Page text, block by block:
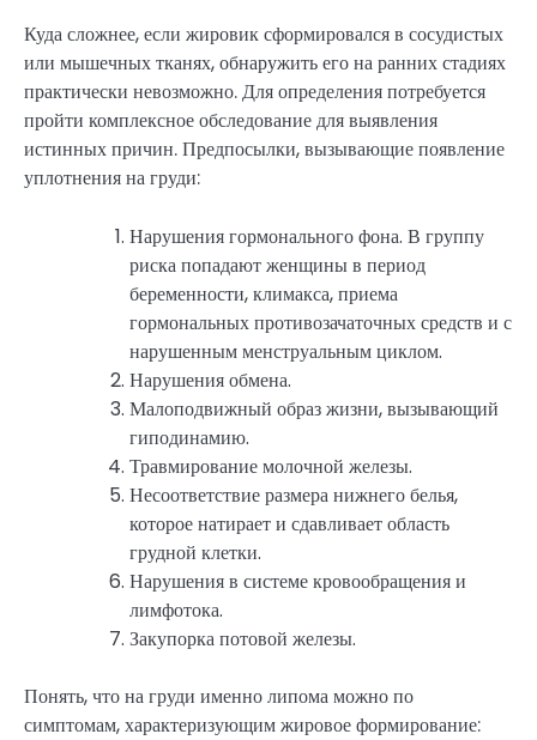
Куда сложнее, если жировик сформировался в сосудистых
или мышечных тканях, обнаружить его на ранних стадиях
практически невозможно. Для определения потребуется
пройти комплексное обследование для выявления
истинных причин. Предпосылки, вызывающие появление
уплотнения на груди:
Нарушения гормонального фона. В группу
риска попадают женщины в период
беременности, климакса, приема
гормональных противозачаточных средств и с
нарушенным менструальным циклом.
Нарушения обмена.
Малоподвижный образ жизни, вызывающий
гиподинамию.
Травмирование молочной железы.
Несоответствие размера нижнего белья,
которое натирает и сдавливает область
грудной клетки.
Нарушения в системе кровообращения и
лимфотока.
Закупорка потовой железы.
Понять, что на груди именно липома можно по
симптомам, характеризующим жировое формирование: